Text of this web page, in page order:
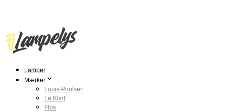
Lamper
Mærker
Louis Poulsen
Le Klint
Flos